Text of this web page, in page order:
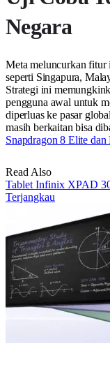
Negara
Meta meluncurkan fitur
seperti Singapura,
Strategi ini
pengguna awal untuk
diperluas ke pasar
masih berkaitan bisa
Snapdragon 8 Elite
Read Also
Tablet Infinix XPAD
Terjangkau